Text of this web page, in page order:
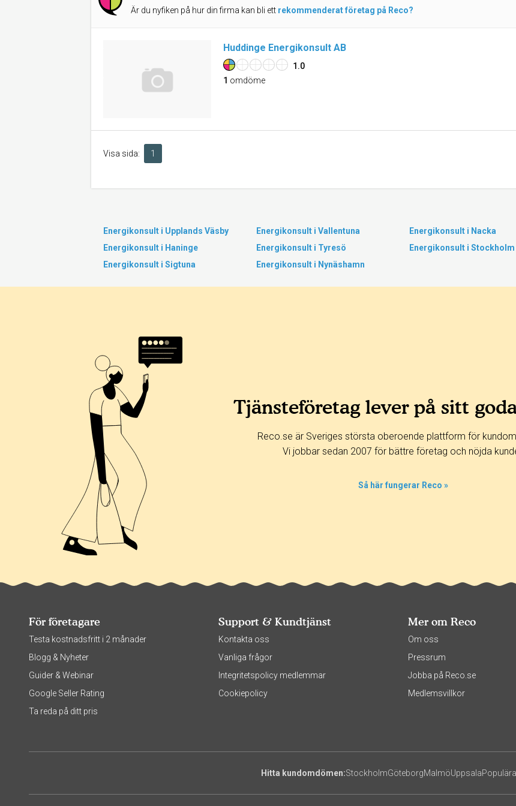
Är du nyfiken på hur din firma kan bli ett rekommenderat företag på Reco?
Huddinge Energikonsult AB
1.0
1 omdöme
Visa sida: 1
Energikonsult i Upplands Väsby Energikonsult i Vallentuna Energikonsult i Nacka
Energikonsult i Haninge
Energikonsult i Tyresö Energikonsult i Stockholm
Energikonsult i Sigtuna
Energikonsult i Nynäshamn
Tjänsteföretag lever på sitt
Reco.se är Sveriges största oberoende plattform för
Vi jobbar sedan 2007 för bättre företag och nöjda
Så här fungerar Reco »
För företagare
Testa kostnadsfritt i 2 månader
Blogg & Nyheter
Guider & Webinar
Google Seller Rating
Ta reda på ditt pris
Support & Kundtjänst
Kontakta oss
Vanliga frågor
Integritetspolicy medlemmar
Cookiepolicy
Mer om Reco
Om oss
Pressrum
Jobba på Reco.se
Medlemsvillkor
Hitta kundomdömen:StockholmGöteborgMalmöUppsala